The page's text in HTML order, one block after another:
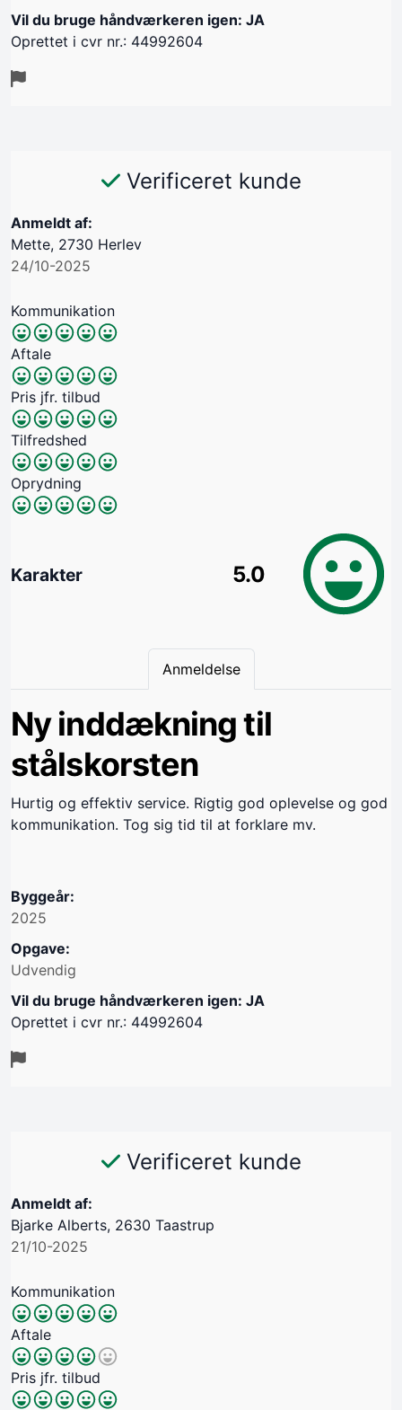
Vil du bruge håndværkeren igen: JA
Oprettet i cvr nr.: 44992604
Verificeret kunde
Anmeldt af:
Mette, 2730 Herlev
24/10-2025
Kommunikation
Aftale
Pris jfr. tilbud
Tilfredshed
Oprydning
Karakter 5.0
Anmeldelse
Ny inddækning til
stålskorsten
Hurtig og effektiv service. Rigtig god oplevelse og god
kommunikation. Tog sig tid til at forklare mv.
Byggeår:
2025
Opgave:
Udvendig
Vil du bruge håndværkeren igen: JA
Oprettet i cvr nr.: 44992604
Verificeret kunde
Anmeldt af:
Bjarke Alberts, 2630 Taastrup
21/10-2025
Kommunikation
Aftale
Pris jfr. tilbud